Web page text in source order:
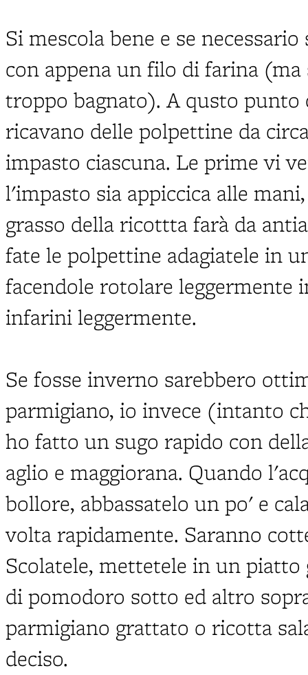
Si mescola bene e se
con appena un filo di farina
troppo bagnato). A qusto punto
ricavano delle polpettine da
impasto ciascuna. Le prime vi
l'impasto sia appiccica alle
grasso della ricottta farà da
fate le polpettine adagiatele in
facendole rotolare leggermente
infarini leggermente.
Se fosse inverno sarebbero
parmigiano, io invece (intanto
ho fatto un sugo rapido con
aglio e maggiorana. Quando
bollore, abbassatelo un po' e
volta rapidamente. Saranno
Scolatele, mettetele in un
di pomodoro sotto ed altro
parmigiano grattato o ricotta
deciso.